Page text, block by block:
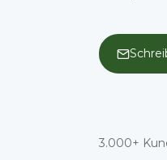
3.000+